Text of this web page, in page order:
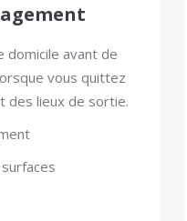
domicile avant de
vous quittez
des lieux de sortie.